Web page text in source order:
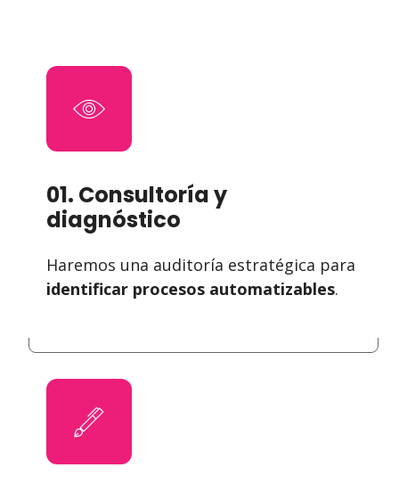
01. Consultoría y
diagnóstico
Haremos una auditoría estratégica para
identificar procesos automatizables.